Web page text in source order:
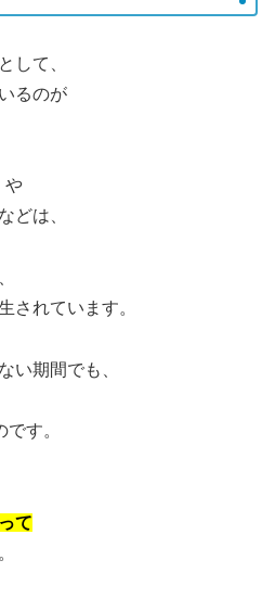
して、
るのが
や
どは、
されています。
い期間でも、
す。
て